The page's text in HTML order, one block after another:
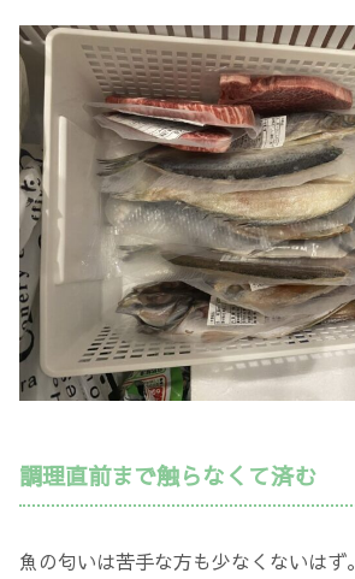
調理直前まで触らなくて済む
魚の匂いは苦手な方も少なくないはず。